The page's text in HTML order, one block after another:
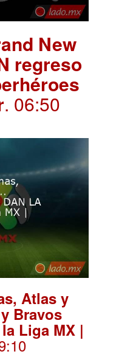
New
regreso
. 06:50
Atlas y
Bravos
Liga MX |